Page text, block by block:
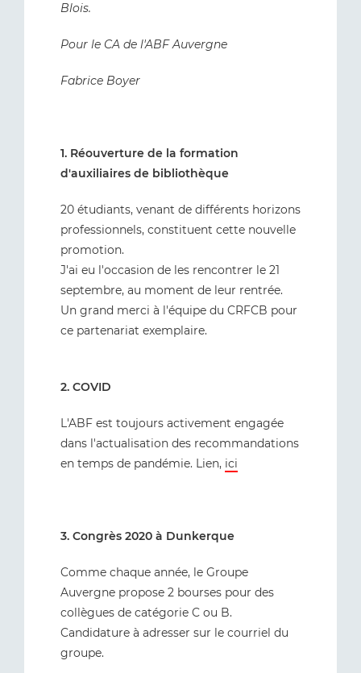
Blois.
Pour le CA de l'ABF Auvergne
Fabrice Boyer
1. Réouverture de la formation
d'auxiliaires de bibliothèque
20 étudiants, venant de différents horizons
professionnels, constituent cette nouvelle
promotion.
J'ai eu l'occasion de les rencontrer le 21
septembre, au moment de leur rentrée.
Un grand merci à l'équipe du CRFCB pour
ce partenariat exemplaire.
2. COVID
L'ABF est toujours activement engagée
dans l'actualisation des recommandations
en temps de pandémie. Lien, ici
3. Congrès 2020 à Dunkerque
Comme chaque année, le Groupe
Auvergne propose 2 bourses pour des
collègues de catégorie C ou B.
Candidature à adresser sur le courriel du
groupe.